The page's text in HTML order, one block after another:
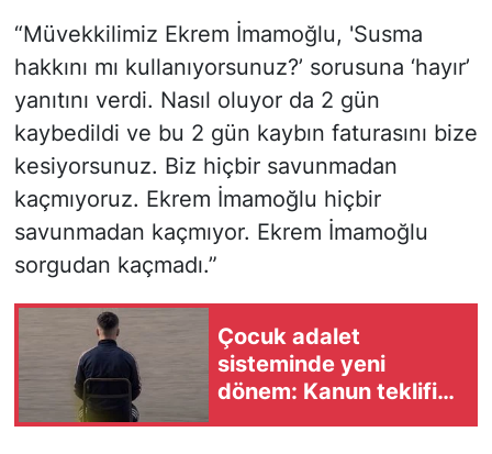
“Müvekkilimiz Ekrem İmamoğlu, 'Susma
hakkını mı kullanıyorsunuz?’ sorusuna ‘hayır’
yanıtını verdi. Nasıl oluyor da 2 gün
kaybedildi ve bu 2 gün kaybın faturasını bize
kesiyorsunuz. Biz hiçbir savunmadan
kaçmıyoruz. Ekrem İmamoğlu hiçbir
savunmadan kaçmıyor. Ekrem İmamoğlu
sorgudan kaçmadı.”
Çocuk adalet
sisteminde yeni
dönem: Kanun teklifi